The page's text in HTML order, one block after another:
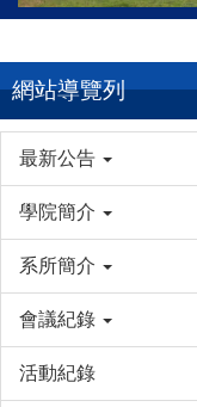
網站導覽列
最新公告
學院簡介
系所簡介
會議紀錄
活動紀錄